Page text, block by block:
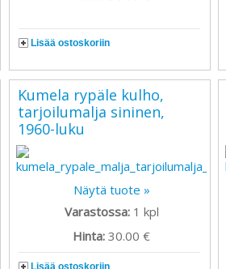
Lisää ostoskoriin
Kumela rypäle kulho,
tarjoilumalja sininen,
1960-luku
Näytä tuote »
Varastossa: 1 kpl
Hinta:30.00 €
Lisää ostoskoriin